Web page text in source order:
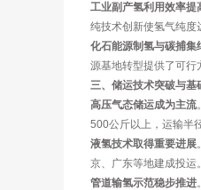
工业副产氢利用效率提
纯技术创新使氢气纯度
化石能源制氢与碳捕集
源基地转型提供了可行
三、储运技术突破与基
高压气态储运成为主流
500公斤以上，运输半
液氢技术取得重要进展
京、广东等地建成投运。
管道输氢示范稳步推进